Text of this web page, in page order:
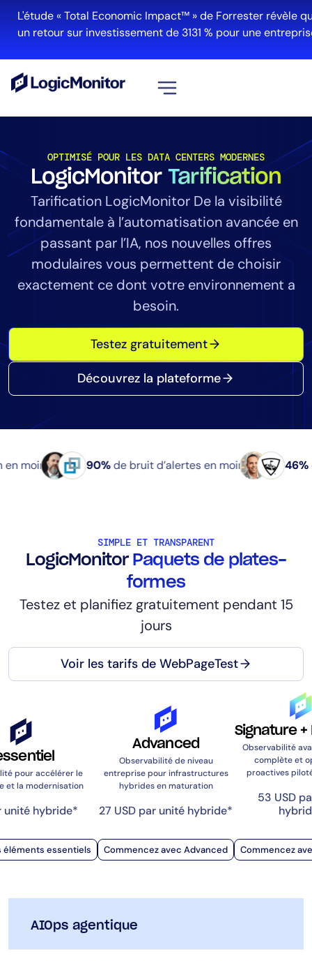
L'étude « Total Economic Impact™ » de Forrester révèle
un retour sur investissement de 3131 % pour une
OPTIMISÉ POUR LES DATA CENTERS MODERNES
LogicMonitor Tarification
Tarification LogicMonitor De la visibilité
fondamentale à l’automatisation avancée en
passant par l’IA, nos nouvelles offres
modulaires vous permettent de choisir
exactement ce dont votre environnement a
besoin.
Testez gratuitement
Découvrez la plateforme
moins 90%de bruit d’alertes en moins 46%de
SIMPLE ET TRANSPARENT
LogicMonitor Paquets de plates-
formes
Testez et planifiez gratuitement pendant 15
jours
Voir les tarifs de WebPageTest
pour accélérer le
et la modernisation
unité hybride*
éléments essentiels
Advanced
Observabilité de niveau
entreprise pour infrastructures
hybrides en maturation
27 USD par unité hybride*
Commencez avec Advanced
Signature +
Observabilité
complète et
proactives
53 USD
Commencez
AIOps agentique
Plateforme
Infrastructure
Cloud et Multi-Cloud
Gestion des journaux
Edwin AI
Solution
Automatisation
Consolidation des outils
Réduction du MTTR
Optimisation des coûts
Industrie
Services financiers
Rôle
Directeur informatique
prédictives